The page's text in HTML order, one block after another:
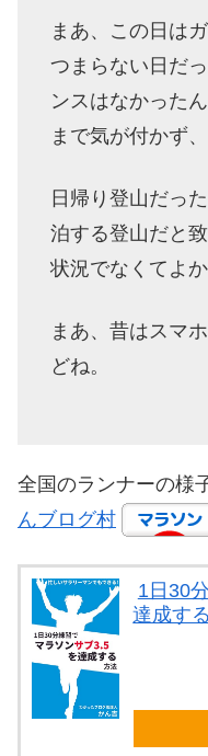
まあ、この日は
つまらない日だ
ンスはなかった
まで気が付かず
日帰り登山だっ
泊する登山だと
状況でなくてよか
まあ、昔はスマ
どね。
全国のランナーの様
んブログ村
1日30
達成す